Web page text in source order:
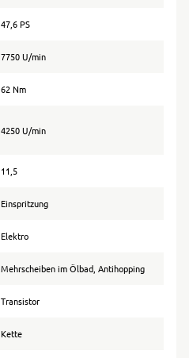
47,6 PS
7750 U/min
62 Nm
4250 U/min
11,5
Einspritzung
Elektro
Mehrscheiben im Ölbad, Antihopping
Transistor
Kette